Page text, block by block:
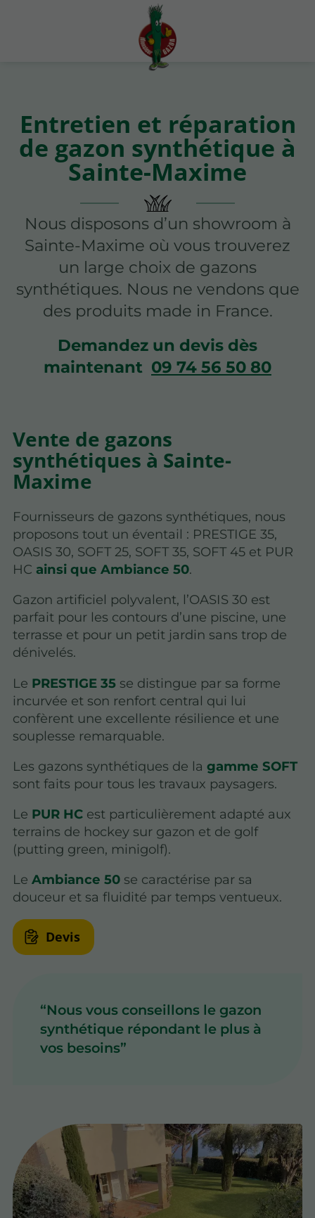
Entretien et réparation
de gazon synthétique à
Sainte-Maxime
Nous disposons d’un showroom à
Sainte-Maxime où vous trouverez
un large choix de gazons
synthétiques. Nous ne vendons que
des produits made in France.
Demandez un devis dès
maintenant 09 74 56 50 80
Vente de gazons
synthétiques à Sainte-
Maxime
Fournisseurs de gazons synthétiques, nous
proposons tout un éventail : PRESTIGE 35,
OASIS 30, SOFT 25, SOFT 35, SOFT 45 et PUR
HCainsi que Ambiance 50.
Gazon artificiel polyvalent, l’OASIS 30 est
parfait pour les contours d’une piscine, une
terrasse et pour un petit jardin sans trop de
dénivelés.
Le PRESTIGE 35 se distingue par sa forme
incurvée et son renfort central qui lui
confèrent une excellente résilience et une
souplesse remarquable.
Les gazons synthétiques de lagamme SOFT
sont faits pour tous les travaux paysagers.
Le PUR HC est particulièrement adapté aux
terrains de hockey sur gazon et de golf
(putting green, minigolf).
LeAmbiance 50 se caractérise par sa
douceur et sa fluidité par temps ventueux.
Devis
Nous vous conseillons le gazon
synthétique répondant le plus à
vos besoins